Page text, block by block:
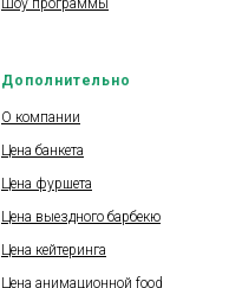
Шоу программы
Дополнительно
О компании
Цена банкета
Цена фуршета
Цена выездного барбекю
Цена кейтеринга
Цена анимационной food